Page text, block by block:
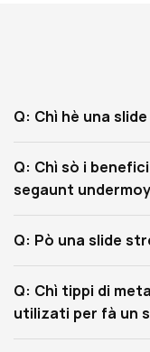
Q: Chì hè una
Q: Chì sò i
segaunt undermoy
Q: Pò una slide
Q: Chì tippi di
utilizati per fà un